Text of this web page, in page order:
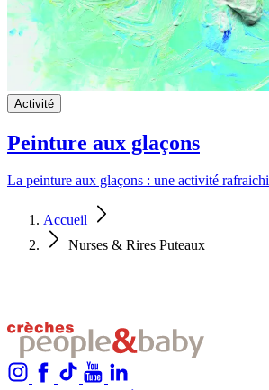
Activité
Peinture aux glaçons
La peinture aux glaçons : une activité
Accueil
Nurses & Rires Puteaux